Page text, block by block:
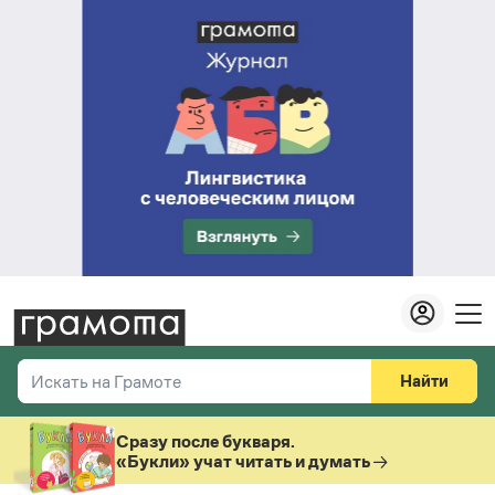
Искать на Грамоте
Справочная служба
Найти
Везде